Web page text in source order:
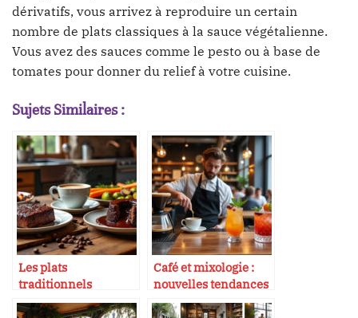
dérivatifs, vous arrivez à reproduire un certain
nombre de plats classiques à la sauce végétalienne.
Vous avez des sauces comme le pesto ou à base de
tomates pour donner du relief à votre cuisine.
Sujets Similaires :
Les plats
traditionnels
intégrant le café
Café et mixologie :
nouvelles tendances